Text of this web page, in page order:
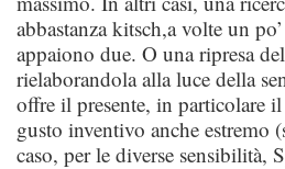
abbastanza kitsch,a volte un
appaiono due. O una ripresa
rielaborandola alla luce della
offre il presente, in particolare
gusto inventivo anche estremo
caso, per le diverse sensibilità,